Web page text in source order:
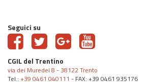
Seguici su
CGIL del Trentino
via dei Muredei 8 - 38122 Trento
Tel.: +39 0461 040111 - FAX: +39 0461 935176